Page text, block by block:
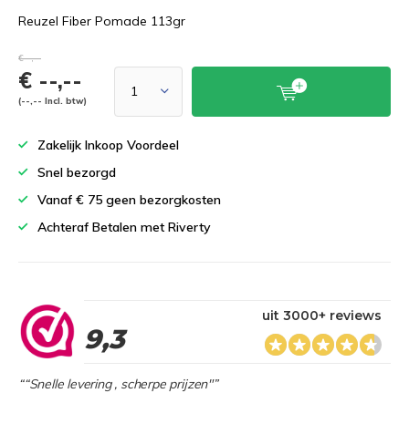
Reuzel Fiber Pomade 113gr
€--,--
€ --,--
(--,-- Incl. btw)
Zakelijk Inkoop Voordeel
Snel bezorgd
Vanaf € 75 geen bezorgkosten
Achteraf Betalen met Riverty
9,3
uit 3000+ reviews
““Snelle levering , scherpe prijzen"”